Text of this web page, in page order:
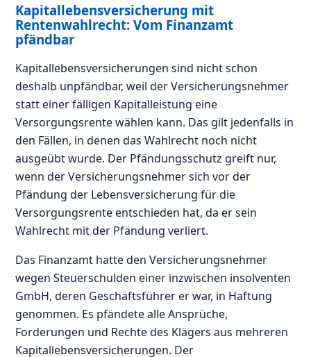
Kapitallebensversicherung mit
Rentenwahlrecht: Vom Finanzamt
pfändbar
Kapitallebensversicherungen sind nicht schon
deshalb unpfändbar, weil der Versicherungsnehmer
statt einer fälligen Kapitalleistung eine
Versorgungsrente wählen kann. Das gilt jedenfalls in
den Fällen, in denen das Wahlrecht noch nicht
ausgeübt wurde. Der Pfändungsschutz greift nur,
wenn der Versicherungsnehmer sich vor der
Pfändung der Lebensversicherung für die
Versorgungsrente entschieden hat, da er sein
Wahlrecht mit der Pfändung verliert.
Das Finanzamt hatte den Versicherungsnehmer
wegen Steuerschulden einer inzwischen insolventen
GmbH, deren Geschäftsführer er war, in Haftung
genommen. Es pfändete alle Ansprüche,
Forderungen und Rechte des Klägers aus mehreren
Kapitallebensversicherungen. Der